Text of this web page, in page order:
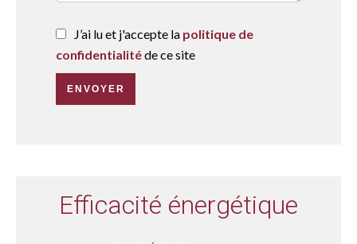
J’ai lu et j'accepte la politique de
confidentialitéde ce site
ENVOYER
Efficacité énergétique